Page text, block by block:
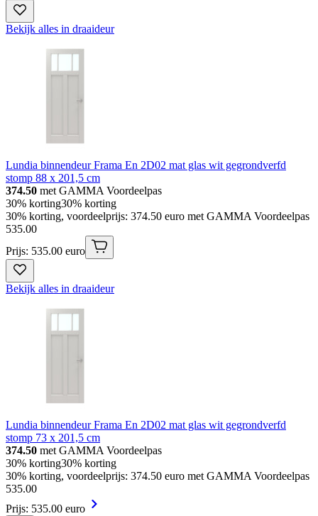
Bekijk alles in draaideur
Lundia binnendeur Frama En 2D02 mat glas wit gegrondverfd
stomp 88 x 201,5 cm
374.50 met GAMMA Voordeelpas
30% korting30% korting
30% korting, voordeelprijs: 374.50 euro met GAMMA Voordeelpas
535.00
Prijs: 535.00 euro
Bekijk alles in draaideur
Lundia binnendeur Frama En 2D02 mat glas wit gegrondverfd
stomp 73 x 201,5 cm
374.50 met GAMMA Voordeelpas
30% korting30% korting
30% korting, voordeelprijs: 374.50 euro met GAMMA Voordeelpas
535.00
Prijs: 535.00 euro